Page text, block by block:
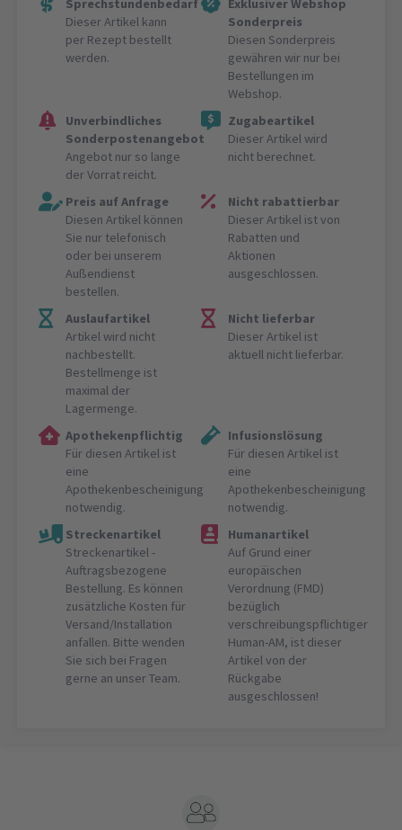
Sprechstundenbedarf
Dieser Artikel kann
per Rezept bestellt
werden.
Exklusiver Webshop
Sonderpreis
Diesen Sonderpreis
gewähren wir nur bei
Bestellungen im
Webshop.
Unverbindliches
Sonderpostenangebot
Angebot nur so lange
der Vorrat reicht.
Zugabeartikel
Dieser Artikel wird
nicht berechnet.
Preis auf Anfrage
Diesen Artikel können
Sie nur telefonisch
oder bei unserem
Außendienst
bestellen.
Nicht rabattierbar
Dieser Artikel ist von
Rabatten und
Aktionen
ausgeschlossen.
Auslaufartikel
Artikel wird nicht
nachbestellt.
Bestellmenge ist
maximal der
Lagermenge.
Nicht lieferbar
Dieser Artikel ist
aktuell nicht lieferbar.
Apothekenpflichtig
Für diesen Artikel ist
eine
Apothekenbescheinigung
notwendig.
Infusionslösung
Für diesen Artikel ist
eine
Apothekenbescheinigung
notwendig.
Streckenartikel
Streckenartikel -
Auftragsbezogene
Bestellung. Es können
zusätzliche Kosten für
Versand/Installation
anfallen. Bitte wenden
Sie sich bei Fragen
gerne an unser Team.
Humanartikel
Auf Grund einer
europäischen
Verordnung (FMD)
bezüglich
verschreibungspflichtiger
Human-AM, ist dieser
Artikel von der
Rückgabe
ausgeschlossen!